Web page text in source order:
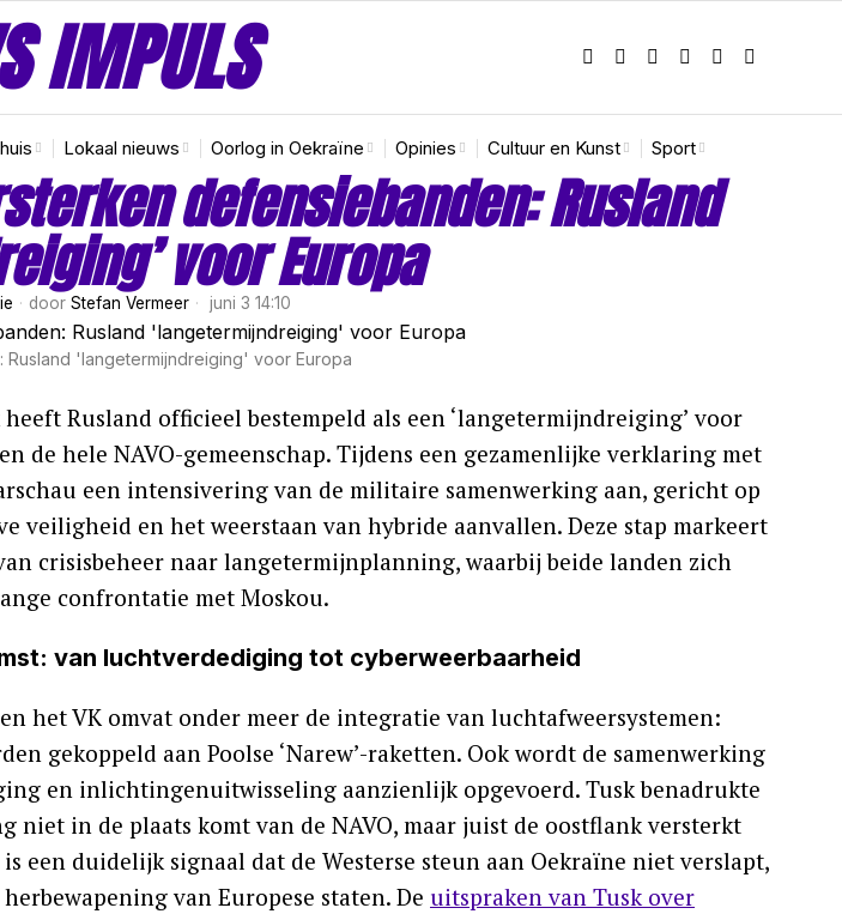
IMPULS
Lokaal nieuws Oorlog in Oekraïne Opinies Cultuur en Kunst Sport
defensiebanden: Rusland
voor Europa
door Stefan Vermeer juni 3 14:10
'langetermijndreiging' voor Europa
Rusland officieel bestempeld als een ‘langetermijndreiging’ voor
de hele NAVO-gemeenschap. Tijdens een gezamenlijke verklaring met
een intensivering van de militaire samenwerking aan, gericht op
veiligheid en het weerstaan van hybride aanvallen. Deze stap markeert
crisisbeheer naar langetermijnplanning, waarbij beide landen zich
confrontatie met Moskou.
van luchtverdediging tot cyberweerbaarheid
het VK omvat onder meer de integratie van luchtafweersystemen:
gekoppeld aan Poolse ‘Narew’-raketten. Ook wordt de samenwerking
en inlichtingenuitwisseling aanzienlijk opgevoerd. Tusk benadrukte
niet in de plaats komt van de NAVO, maar juist de oostflank versterkt
een duidelijk signaal dat de Westerse steun aan Oekraïne niet verslapt,
van Europese staten. De uitspraken van Tusk over